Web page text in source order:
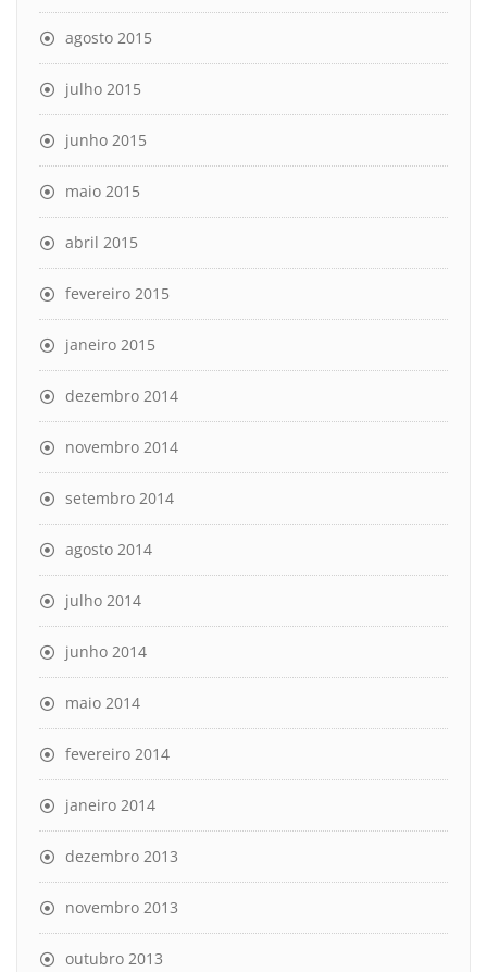
agosto 2015
julho 2015
junho 2015
maio 2015
abril 2015
fevereiro 2015
janeiro 2015
dezembro 2014
novembro 2014
setembro 2014
agosto 2014
julho 2014
junho 2014
maio 2014
fevereiro 2014
janeiro 2014
dezembro 2013
novembro 2013
outubro 2013